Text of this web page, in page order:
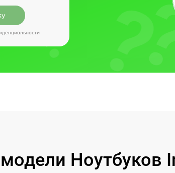
Ноутбуков